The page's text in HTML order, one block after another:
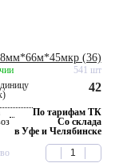
(36)
541 шт
42
По тарифам ТК
Со склада
в Уфе и Челябинске